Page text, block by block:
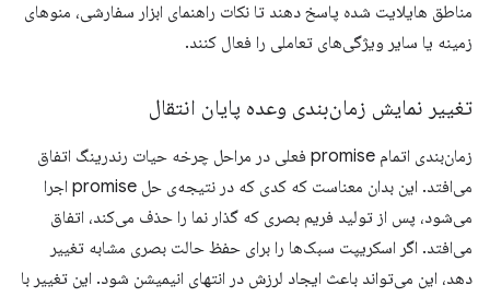
مناطق هایلایت شده پاسخ دهند تا نکات راهنمای ابزار سفارشی، منوهای
زمینه یا سایر ویژگی‌های تعاملی را فعال کنند.
تغییر نمایش زمان‌بندی وعده پایان انتقال
زمان‌بندی اتمام promise فعلی در مراحل چرخه حیات رندرینگ اتفاق
می‌افتد. این بدان معناست که کدی که در نتیجه‌ی حل promise اجرا
می‌شود، پس از تولید فریم بصری که گذار نما را حذف می‌کند، اتفاق
می‌افتد. اگر اسکریپت سبک‌ها را برای حفظ حالت بصری مشابه تغییر
دهد، این می‌تواند باعث ایجاد لرزش در انتهای انیمیشن شود. این تغییر با